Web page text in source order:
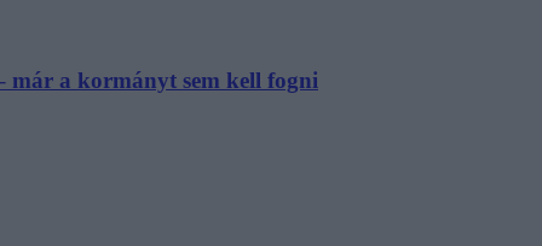
már a kormányt sem kell fogni